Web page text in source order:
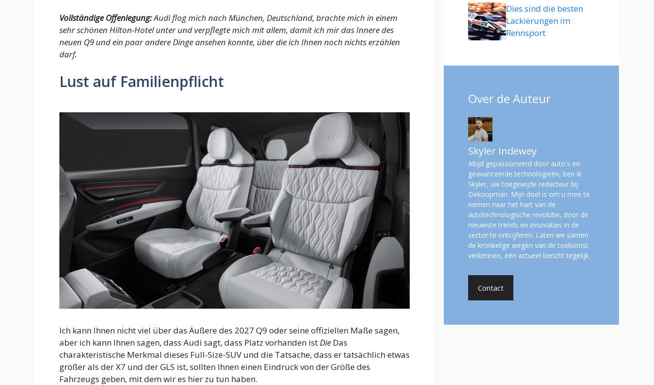
Vollständige Offenlegung:Audi flog mich nach München, Deutschland, brachte mich in einem
sehr schönen Hilton-Hotel unter und verpflegte mich mit allem, damit ich mir das Innere des
neuen Q9 und ein paar andere Dinge ansehen konnte, über die ich Ihnen noch nichts erzählen
darf.
Lust auf Familienpflicht
Ich kann Ihnen nicht viel über das Äußere des 2027 Q9 oder seine offiziellen Maße sagen,
aber ich kann Ihnen sagen, dass Audi sagt, dass Platz vorhanden ist Die Das
charakteristische Merkmal dieses Full-Size-SUV und die Tatsache, dass er tatsächlich etwas
größer als der X7 und der GLS ist, sollten Ihnen einen Eindruck von der Größe des
Fahrzeugs geben, mit dem wir es hier zu tun haben.
Dies sind die besten
Lackierungen im
Rennsport
Over de Auteur
Skyler Indewey
Altijd gepassioneerd door auto's en
geavanceerde technologieën, ben ik
Skyler, uw toegewijde redacteur bij
Dekoopman. Mijn doel is om u mee te
nemen naar het hart van de
autotechnologische revolutie, door de
nieuwste trends en innovaties in de
sector te ontcijferen. Laten we samen
de kronkelige wegen van de toekomst
verkennen, één actueel bericht tegelijk.
Contact